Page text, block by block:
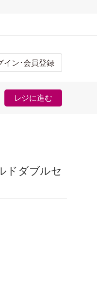
イン･会員登録
レジに進む
ドダブルセ